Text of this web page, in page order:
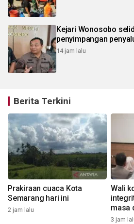
Kejari Wonosobo
penyimpangan
14 jam lalu
Berita Terkini
Prakiraan cuaca Kota
Semarang hari ini
2 jam lalu
Wali
masa
3 jam